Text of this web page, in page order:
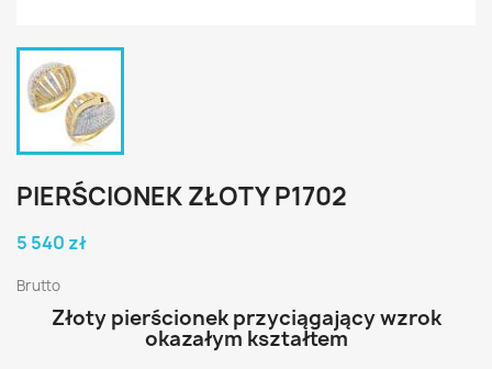
PIERŚCIONEK ZŁOTY P1702
5 540 zł
Brutto
Złoty pierścionek przyciągający wzrok
okazałym kształtem